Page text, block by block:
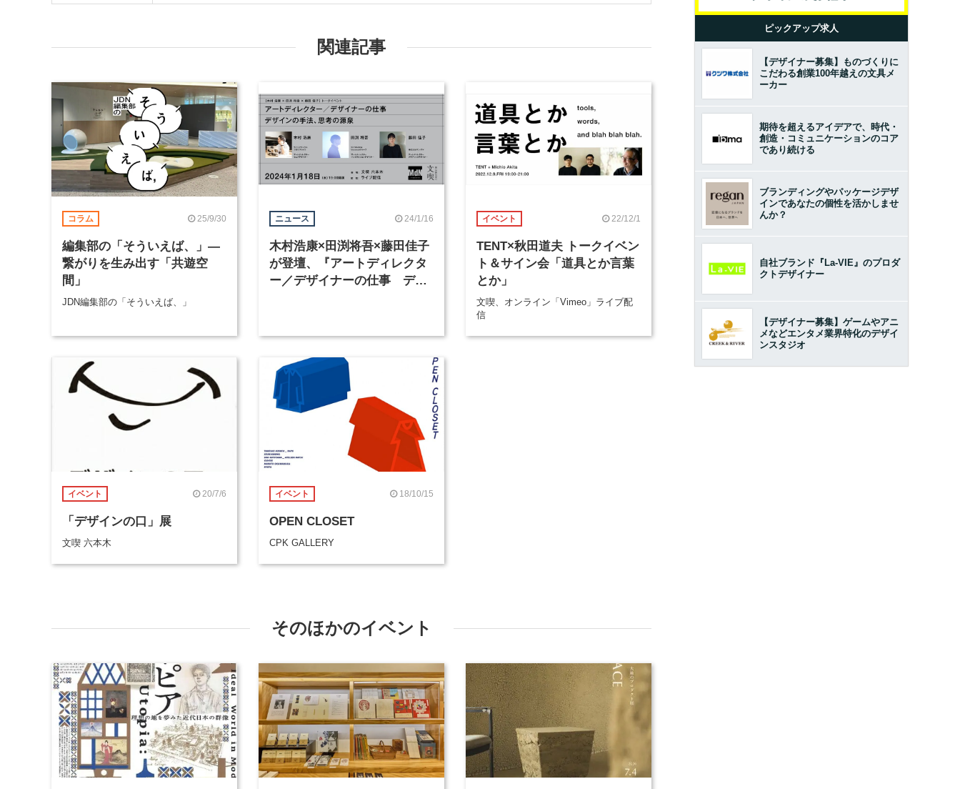
関連記事
コラム 25/9/30
編集部の「そういえば、」―
繋がりを生み出す「共遊空
間」
JDN編集部の「そういえば、」
ニュース 24/1/16
木村浩康×田渕将吾×藤田佳子
が登壇、『アートディレクタ
ー／デザイナーの仕事 デザ
イベント 22/12/1
TENT×秋田道夫 トークイベン
ト＆サイン会「道具とか言葉
とか」
文喫、オンライン「Vimeo」ライブ配
信
イベント 20/7/6
「デザインの口」展
文喫 六本木
イベント 18/10/15
OPEN CLOSET
CPK GALLERY
そのほかのイベント
ピックアップ求人
【デザイナー募集】ものづくりに
こだわる創業100年越えの文具メ
ーカー
期待を超えるアイデアで、時代・
創造・コミュニケーションのコア
であり続ける
ブランディングやパッケージデザ
インであなたの個性を活かしませ
んか？
自社ブランド『La-VIE』のプロダ
クトデザイナー
【デザイナー募集】ゲームやアニ
メなどエンタメ業界特化のデザイ
ンスタジオ